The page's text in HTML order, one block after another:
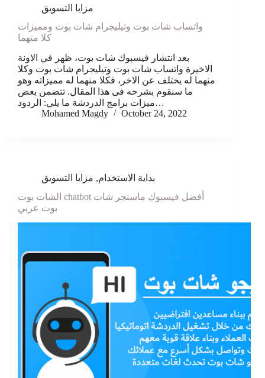
مزايا التسويق
واتساب شات بوت وتيليجرام شات بوت ومميزات
كلا منهما
بعد انتشار فيسبوك شات بوت، ظهر في الاونة
الاخيرة واتساب شات بوت وتيليجرام شات بوت وكلا
منهما له يختلف عن الاخر، فكلا منهما له مميزاته وهو
ما سنقوم بشرحه فى هذا المقال. تتضمن بعض
ميزات برامج الدردشة ما يلي: الردود…
Mohamed Magdy
October 24, 2022
بداية الاستخدام, مزايا التسويق
الشات بوت chatbot أفضل فيسبوك ماسنجر شات
بوت عربي